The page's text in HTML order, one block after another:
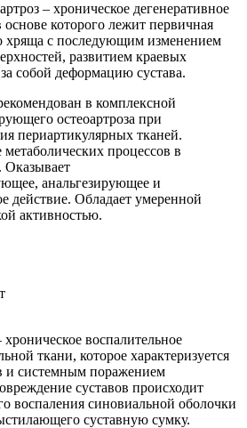
– хроническое дегенеративное
основе которого лежит первичная
хряща с последующим изменением
развитием краевых
собой деформацию сустава.
в комплексной
остеоартроза при
периартикулярных тканей.
процессов в
Оказывает
анальгезирующее и
действие. Обладает умеренной
активностью.
воспалительное
ткани, которое характеризуется
и системным поражением
суставов происходит
воспаления синовиальной оболочки
суставную сумку.